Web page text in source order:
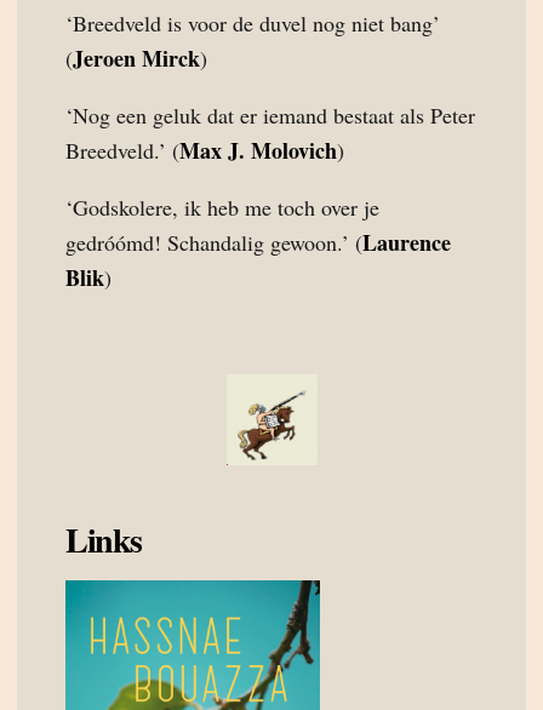
‘Breedveld is voor de duvel nog niet bang’
(Jeroen Mirck)
‘Nog een geluk dat er iemand bestaat als Peter
Breedveld.’ (Max J. Molovich)
‘Godskolere, ik heb me toch over je
gedróómd! Schandalig gewoon.’ (Laurence
Blik)
Links